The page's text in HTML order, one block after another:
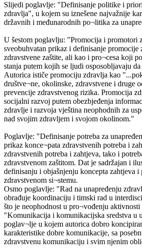
Slijedi poglavlje: "Definisanje politike i
zdravlja", u kojem su iznešene najvažnije
državnih i međunarodnih po¬litika za
U šestom poglavlju: "Promocija i promotori
sveobuhvatan prikaz i definisanje promocije
zdravstvene zaštite, ali kao i pro¬cesa koji
stanja putem kojih se ljudi osposobljavaju
Autorica ističe promociju zdravlja kao
društve¬ne, okolinske, zdravstvene i druge
prevencije zdravstvenog rizika. Promocija
socijalni razvoj putem obezbjeđenja
zdravlje i razvoja vještina neophodnih za
nad svojim zdravljem i svojom okolinom."
Poglavlje: "Definisanje potreba za
prikaz konce¬pata zdravstvenih potreba i
zdravstvenih potreba i zahtjeva, tako i
zdravstvenom zaštitom. Dat je sadržajan i
definisanju i objašnjenju koncepta zahtjeva i
zdravstvenom si¬stemu.
Osmo poglavlje: "Rad na unapređenju
obrađuje koordinaciju i timski rad u
što je neophodnost u pro¬vođenju
"Komunikacija i komunikacijska sredstva u
poglav¬lje u kojem autorica dobro
karakteristike dobre komunikacije, sa
zdravstvenu komunikaciju i svim njenim